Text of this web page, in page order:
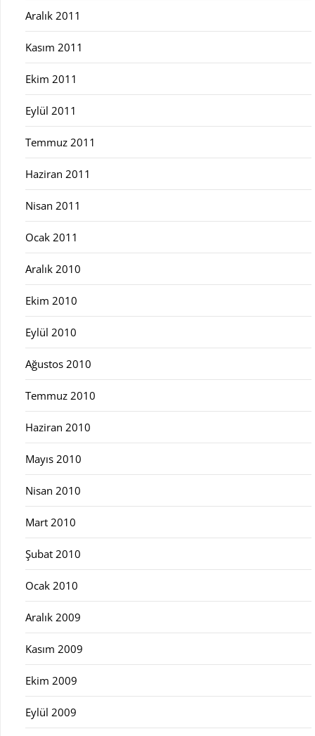
Aralık 2011
Kasım 2011
Ekim 2011
Eylül 2011
Temmuz 2011
Haziran 2011
Nisan 2011
Ocak 2011
Aralık 2010
Ekim 2010
Eylül 2010
Ağustos 2010
Temmuz 2010
Haziran 2010
Mayıs 2010
Nisan 2010
Mart 2010
Şubat 2010
Ocak 2010
Aralık 2009
Kasım 2009
Ekim 2009
Eylül 2009